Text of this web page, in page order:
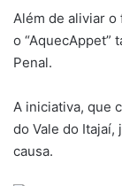
Além de aliviar
o “AquecAppet”
Penal.
A iniciativa, que
do Vale do Itajaí,
causa.